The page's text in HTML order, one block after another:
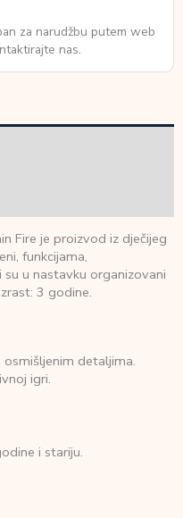
za narudžbu putem web
nas.
Fire je proizvod iz dječijeg
funkcijama,
u nastavku organizovani
3 godine.
detaljima.
igri.
i stariju.